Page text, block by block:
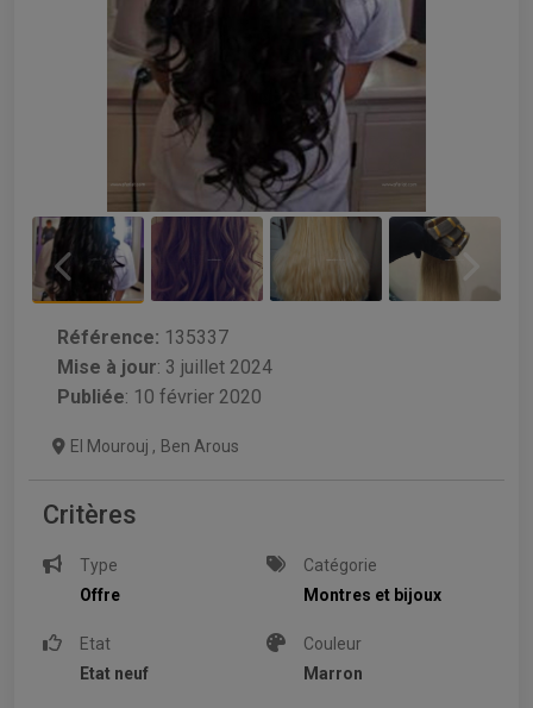
Référence: 135337
Mise à jour: 3 juillet 2024
Publiée: 10 février 2020
El Mourouj , Ben Arous
Critères
Type
Offre
Catégorie
Montres et bijoux
Etat
Etat neuf
Couleur
Marron